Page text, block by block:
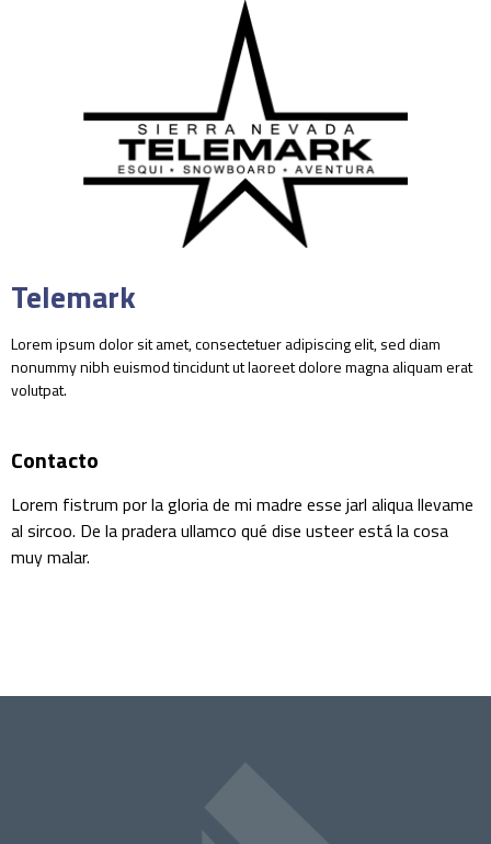
Telemark
Lorem ipsum dolor sit amet, consectetuer adipiscing elit, sed diam
nonummy nibh euismod tincidunt ut laoreet dolore magna aliquam erat
volutpat.
Contacto
Lorem fistrum por la gloria de mi madre esse jarl aliqua llevame
al sircoo. De la pradera ullamco qué dise usteer está la cosa
muy malar.